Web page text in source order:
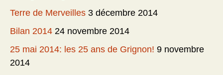
Terre de Merveilles 3 décembre 2014
Bilan 2014 24 novembre 2014
25 mai 2014: les 25 ans de Grignon! 9 novembre
2014